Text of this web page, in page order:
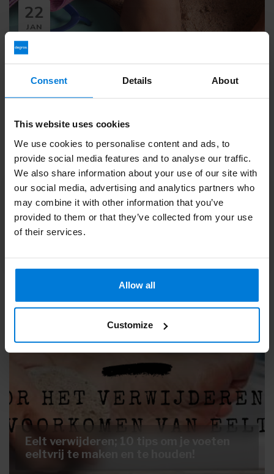
Consent Details About
This website uses cookies
We use cookies to personalise content and ads, to
provide social media features and to analyse our traffic.
We also share information about your use of our site with
our social media, advertising and analytics partners who
may combine it with other information that you’ve
provided to them or that they’ve collected from your use
of their services.
Allow all
Customize
22
JAN
Kalknagels; de beste manier om ze te
behandelen en te voorkomen!
Last van kalknagels?! Hier vind je de beste tips om
kalknagels, meestal schimmelnagels te behandelen en
te voorkomen. Zoek je een professionele behan...
11
2021
Eelt verwijderen; 10 tips om je voeten
eeltvrij te maken en te houden!